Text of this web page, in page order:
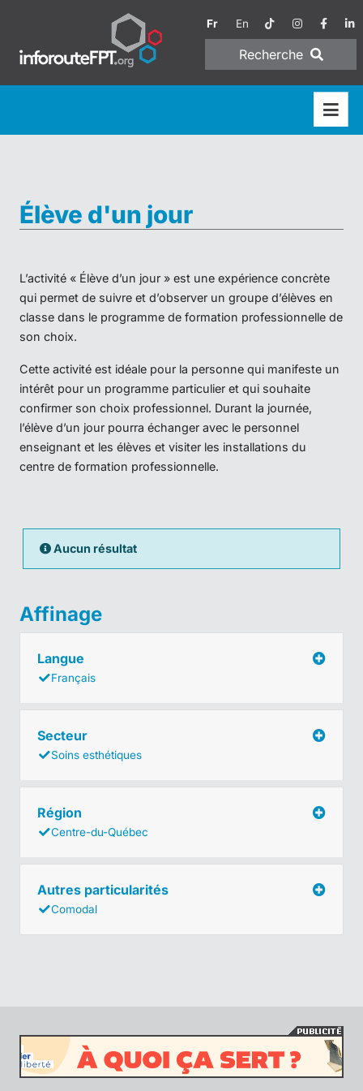
Fr En
Recherche
Élève d'un jour
L’activité « Élève d’un jour » est une expérience concrète
qui permet de suivre et d’observer un groupe d’élèves en
classe dans le programme de formation professionnelle de
son choix.
Cette activité est idéale pour la personne qui manifeste un
intérêt pour un programme particulier et qui souhaite
confirmer son choix professionnel. Durant la journée,
l’élève d’un jour pourra échanger avec le personnel
enseignant et les élèves et visiter les installations du
centre de formation professionnelle.
Aucun résultat
Affinage
Langue
Français
Secteur
Soins esthétiques
Région
Centre-du-Québec
Autres particularités
Comodal